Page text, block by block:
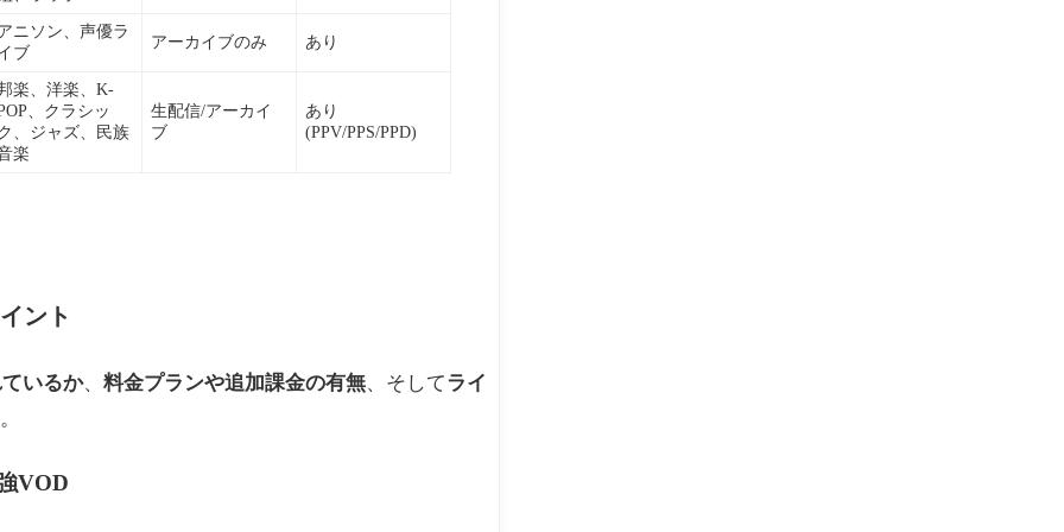
ニソン、声優ラ
ブ
アーカイブのみ あり
楽、洋楽、K-
、クラシッ
、ジャズ、民族
楽
生配信/アーカイ
ブ
あり
(PPV/PPS/PPD)
ント
いるか、 料金プランや追加課金の有無、そしてライ
VOD